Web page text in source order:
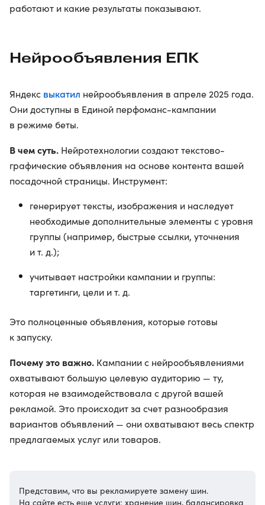
работают и какие результаты показывают.
Нейрообъявления ЕПК
Яндекс выкатил нейрообъявления в апреле 2025 года.
Они доступны в Единой перфоманс-кампании
в режиме беты.
В чем суть. Нейротехнологии создают текстово-
графические объявления на основе контента вашей
посадочной страницы. Инструмент:
генерирует тексты, изображения и наследует
необходимые дополнительные элементы с уровня
группы (например, быстрые ссылки, уточнения
и т. д.);
учитывает настройки кампании и группы:
таргетинги, цели и т. д.
Это полноценные объявления, которые готовы
к запуску.
Почему это важно. Кампании с нейрообъявлениями
охватывают большую целевую аудиторию — ту,
которая не взаимодействовала с другой вашей
рекламой. Это происходит за счет разнообразия
вариантов объявлений — они охватывают весь спектр
предлагаемых услуг или товаров.
Представим, что вы рекламируете замену шин.
На сайте есть еще услуги: хранение шин, балансировка